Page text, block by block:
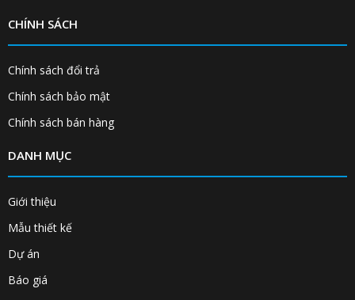
CHÍNH SÁCH
Chính sách đổi trả
Chính sách bảo mật
Chính sách bán hàng
DANH MỤC
Giới thiệu
Mẫu thiết kế
Dự án
Báo giá